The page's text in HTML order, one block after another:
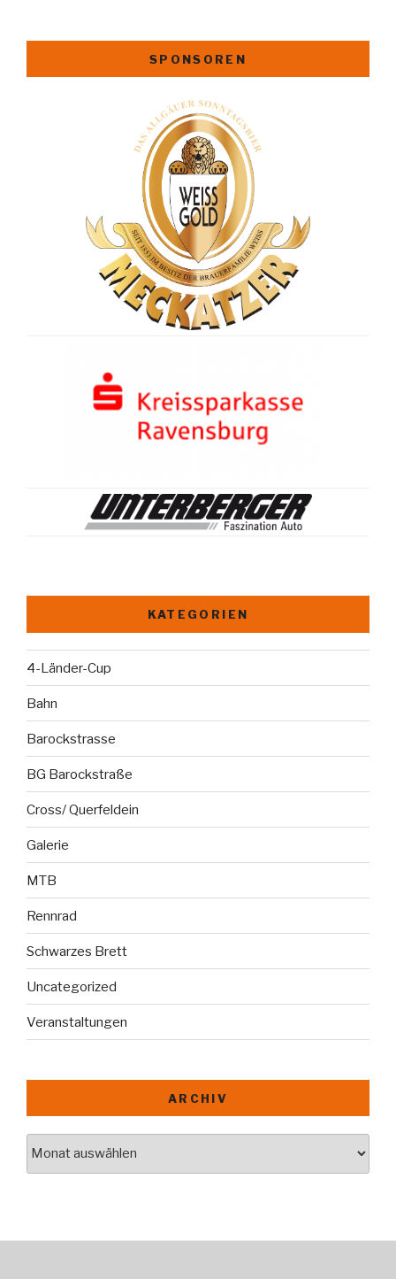
SPONSOREN
KATEGORIEN
4-Länder-Cup
Bahn
Barockstrasse
BG Barockstraße
Cross/ Querfeldein
Galerie
MTB
Rennrad
Schwarzes Brett
Uncategorized
Veranstaltungen
ARCHIV